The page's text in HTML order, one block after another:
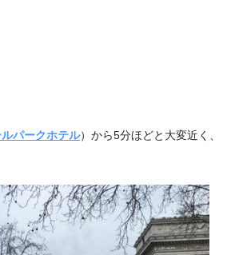
パークホテル）から5分ほどと大変近く、